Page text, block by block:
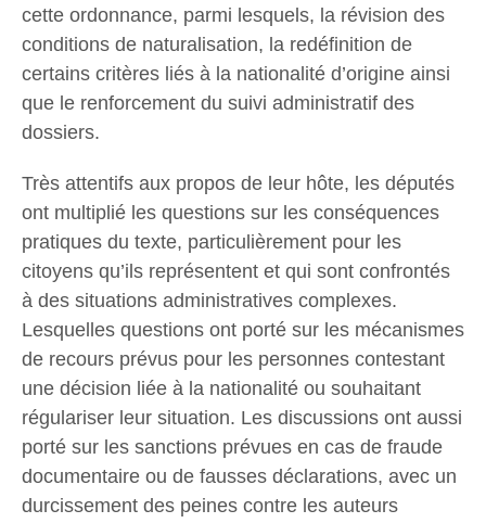
cette ordonnance, parmi lesquels, la révision des
conditions de naturalisation, la redéfinition de
certains critères liés à la nationalité d’origine ainsi
que le renforcement du suivi administratif des
dossiers.
Très attentifs aux propos de leur hôte, les députés
ont multiplié les questions sur les conséquences
pratiques du texte, particulièrement pour les
citoyens qu’ils représentent et qui sont confrontés
à des situations administratives complexes.
Lesquelles questions ont porté sur les mécanismes
de recours prévus pour les personnes contestant
une décision liée à la nationalité ou souhaitant
régulariser leur situation. Les discussions ont aussi
porté sur les sanctions prévues en cas de fraude
documentaire ou de fausses déclarations, avec un
durcissement des peines contre les auteurs